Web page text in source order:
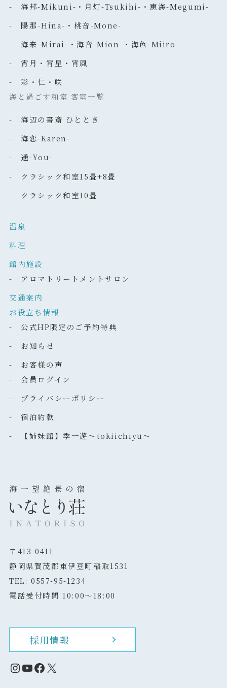
- 海邦-Mikuni-・月灯-Tsukihi-・恵海-Megumi-
- 陽那-Hina-・桃音-Mone-
- 海来-Mirai-・海音-Mion-・海色-Miiro-
- 宵月・宵星・宵風
- 彩・仁・咲
海と過ごす和室 客室一覧
- 海辺の書斎 ひととき
- 海恋-Karen-
- 遥-You-
- クラシック和室15畳+8畳
- クラシック和室10畳
温泉
料理
館内施設
- アロマトリートメントサロン
交通案内
お役立ち情報
- 公式HP限定のご予約特典
- お知らせ
- お客様の声
- 会員ログイン
- プライバシーポリシー
- 宿泊約款
- 【姉妹館】季一遊～tokiichiyu～
〒413-0411
静岡県賀茂郡東伊豆町稲取1531
TEL: 0557-95-1234
電話受付時間 10:00～18:00
採用情報
Instagram
YouTube
Facebook
X